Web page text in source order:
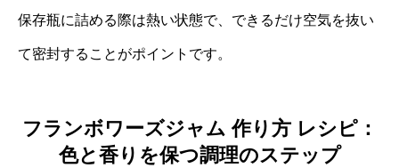
保存瓶に詰める際は熱い状態で、できるだけ空気を抜い
て密封することがポイントです。
フランボワーズジャム 作り方 レシピ：
色と香りを保つ調理のステップ